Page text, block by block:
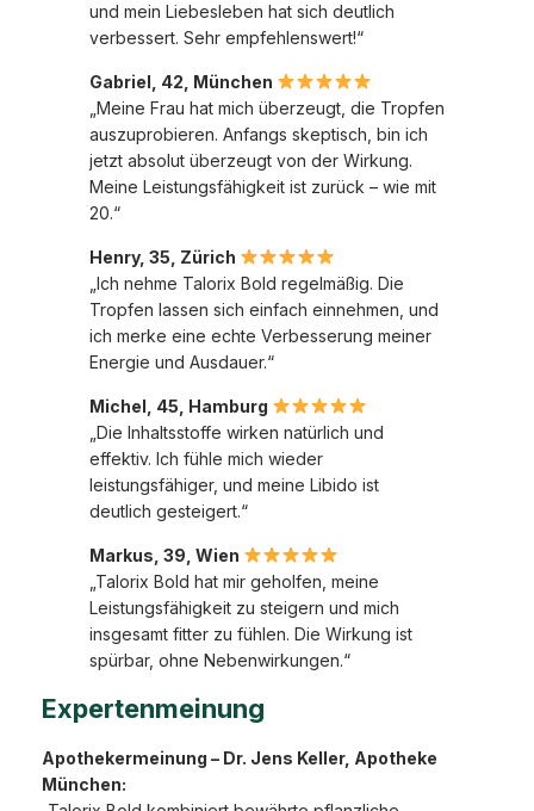
und mein Liebesleben hat sich deutlich
verbessert. Sehr empfehlenswert!“
Gabriel, 42, München
„Meine Frau hat mich überzeugt, die Tropfen
auszuprobieren. Anfangs skeptisch, bin ich
jetzt absolut überzeugt von der Wirkung.
Meine Leistungsfähigkeit ist zurück – wie mit
20.“
Henry, 35, Zürich
„Ich nehme Talorix Bold regelmäßig. Die
Tropfen lassen sich einfach einnehmen, und
ich merke eine echte Verbesserung meiner
Energie und Ausdauer.“
Michel, 45, Hamburg
„Die Inhaltsstoffe wirken natürlich und
effektiv. Ich fühle mich wieder
leistungsfähiger, und meine Libido ist
deutlich gesteigert.“
Markus, 39, Wien
„Talorix Bold hat mir geholfen, meine
Leistungsfähigkeit zu steigern und mich
insgesamt fitter zu fühlen. Die Wirkung ist
spürbar, ohne Nebenwirkungen.“
Expertenmeinung
Apothekermeinung – Dr. Jens Keller, Apotheke
München: